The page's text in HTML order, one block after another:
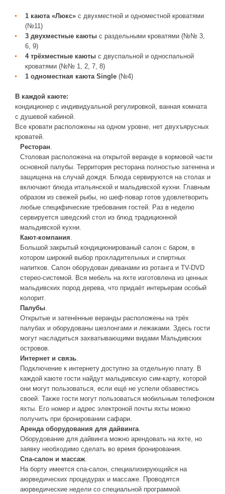
1 каюта «Люкс» с двухместной и одноместной кроватями
(№11)
3 двухместные каюты с раздельными кроватями (№№ 3,
6, 9)
4 трёхместные каюты с двуспальной и односпальной
кроватями (№№ 1, 2, 7, 8)
1 одноместная каюта Single (№4)
В каждой каюте:
кондиционер с индивидуальной регулировкой, ванная комната
с душевой кабиной.
Все кровати расположены на одном уровне, нет двухъярусных
кроватей.
Ресторан.
Столовая расположена на открытой веранде в кормовой части
основной палубы. Территория ресторана полностью затенена и
защищена на случай дождя. Блюда сервируются на столах и
включают блюда итальянской и мальдивской кухни. Главным
образом из свежей рыбы, но шеф-повар готов удовлетворить
любые специфические требования гостей. Раз в неделю
сервируется шведский стол из блюд традиционной
мальдивской кухни.
Кают-компания.
Большой закрытый кондиционированый салон с баром, в
котором широкий выбор прохладительных и спиртных
напитков. Салон оборудован диванами из ротанга и TV-DVD
стерео-системой. Вся мебель на яхте изготовлена из ценных
мальдивских пород дерева, что придаёт интерьерам особый
колорит.
Палубы.
Открытые и затенённые веранды расположены на трёх
палубах и оборудованы шезлонгами и лежаками. Здесь гости
могут насладиться захватывающими видами Мальдивских
островов.
Интернет и связь.
Подключение к интернету доступно за отдельную плату. В
каждой каюте гости найдут мальдивскую сим-карту, которой
они могут пользоваться, если ещё не успели обзавестись
своей. Также гости могут пользоваться мобильным телефоном
яхты. Его номер и адрес электроной почты яхты можно
получить при бронировании сафари.
Аренда оборудования для дайвинга.
Оборудование для дайвинга можно арендовать на яхте, но
заявку необходимо сделать во время бронирования.
Спа-салон и массаж.
На борту имеется спа-салон, специализирующийся на
аюрведических процедурах и массаже. Проводятся
аюрведические недели со специальной программой.